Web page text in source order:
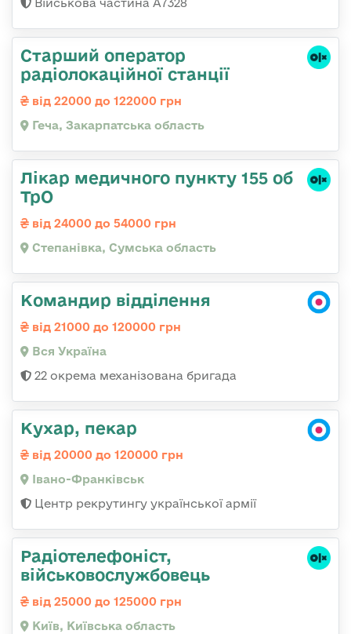
Військова частина А7328
Старший оператор
радіолокаційної станції
від 22000 до 122000 грн
Геча, Закарпатська область
Лікар медичного пункту 155 об
ТрО
від 24000 до 54000 грн
Степанівка, Сумська область
Командир відділення
від 21000 до 120000 грн
Вся Україна
22 окрема механізована бригада
Кухар, пекар
від 20000 до 120000 грн
Івано-Франківськ
Центр рекрутингу української армії
Радіотелефоніст,
військовослужбовець
від 25000 до 125000 грн
Київ, Київська область